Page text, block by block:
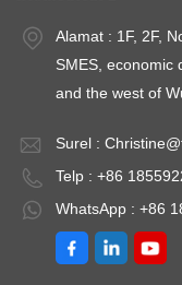
Alamat : 1F, 2F,
SMES, economic
and the west of
Surel :
Telp : +86
WhatsApp : +86